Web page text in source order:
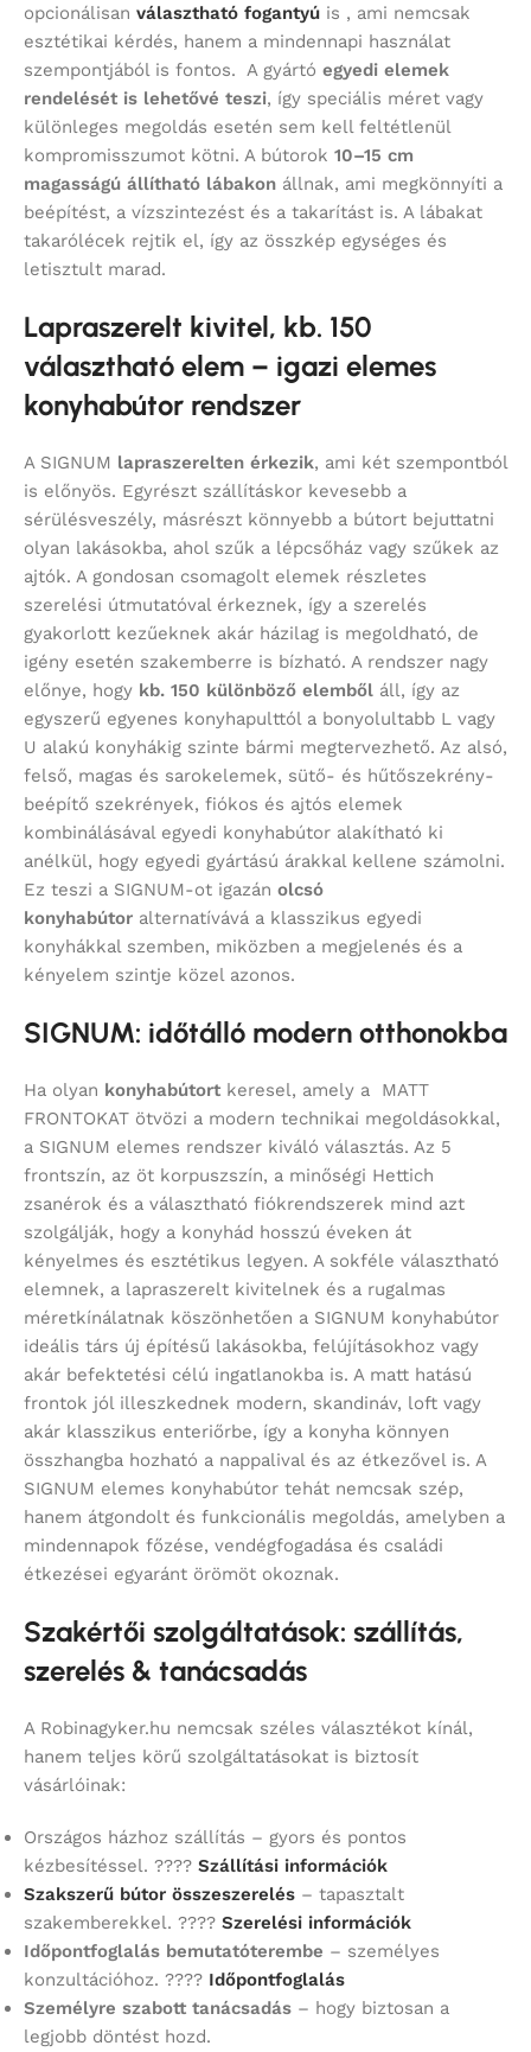
opcionálisan választható fogantyú is , ami nemcsak
esztétikai kérdés, hanem a mindennapi használat
szempontjából is fontos. A gyártó egyedi elemek
rendelését is lehetővé teszi, így speciális méret vagy
különleges megoldás esetén sem kell feltétlenül
kompromisszumot kötni. A bútorok 10–15 cm
magasságú állítható lábakon állnak, ami megkönnyíti a
beépítést, a vízszintezést és a takarítást is. A lábakat
takarólécek rejtik el, így az összkép egységes és
letisztult marad.
Lapraszerelt kivitel, kb. 150
választható elem – igazi elemes
konyhabútor rendszer
A SIGNUM lapraszerelten érkezik, ami két szempontból
is előnyös. Egyrészt szállításkor kevesebb a
sérülésveszély, másrészt könnyebb a bútort bejuttatni
olyan lakásokba, ahol szűk a lépcsőház vagy szűkek az
ajtók. A gondosan csomagolt elemek részletes
szerelési útmutatóval érkeznek, így a szerelés
gyakorlott kezűeknek akár házilag is megoldható, de
igény esetén szakemberre is bízható. A rendszer nagy
előnye, hogy kb. 150 különböző elemből áll, így az
egyszerű egyenes konyhapulttól a bonyolultabb L vagy
U alakú konyhákig szinte bármi megtervezhető. Az alsó,
felső, magas és sarokelemek, sütő- és hűtőszekrény-
beépítő szekrények, fiókos és ajtós elemek
kombinálásával egyedi konyhabútor alakítható ki
anélkül, hogy egyedi gyártású árakkal kellene számolni.
Ez teszi a SIGNUM-ot igazán olcsó
konyhabútor alternatívává a klasszikus egyedi
konyhákkal szemben, miközben a megjelenés és a
kényelem szintje közel azonos.
SIGNUM: időtálló modern otthonokba
Ha olyan konyhabútort keresel, amely a MATT
FRONTOKAT ötvözi a modern technikai megoldásokkal,
a SIGNUM elemes rendszer kiváló választás. Az 5
frontszín, az öt korpuszszín, a minőségi Hettich
zsanérok és a választható fiókrendszerek mind azt
szolgálják, hogy a konyhád hosszú éveken át
kényelmes és esztétikus legyen. A sokféle választható
elemnek, a lapraszerelt kivitelnek és a rugalmas
méretkínálatnak köszönhetően a SIGNUM konyhabútor
ideális társ új építésű lakásokba, felújításokhoz vagy
akár befektetési célú ingatlanokba is. A matt hatású
frontok jól illeszkednek modern, skandináv, loft vagy
akár klasszikus enteriőrbe, így a konyha könnyen
összhangba hozható a nappalival és az étkezővel is. A
SIGNUM elemes konyhabútor tehát nemcsak szép,
hanem átgondolt és funkcionális megoldás, amelyben a
mindennapok főzése, vendégfogadása és családi
étkezései egyaránt örömöt okoznak.
Szakértői szolgáltatások: szállítás,
szerelés & tanácsadás
A Robinagyker.hu nemcsak széles választékot kínál,
hanem teljes körű szolgáltatásokat is biztosít
vásárlóinak:
Országos házhoz szállítás – gyors és pontos
kézbesítéssel. ???? Szállítási információk
Szakszerű bútor összeszerelés – tapasztalt
szakemberekkel. ???? Szerelési információk
Időpontfoglalás bemutatóterembe – személyes
konzultációhoz. ???? Időpontfoglalás
Személyre szabott tanácsadás – hogy biztosan a
legjobb döntést hozd.